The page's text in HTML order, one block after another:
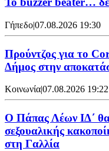
Γήπεδο|07.08.2026 19:30
Προύντζος για το
Δήμος στην
Κοινωνία|07.08.2026 19:22
Ο Πάπας Λέων ΙΔ΄
σεξουαλικής
στη Γαλλία